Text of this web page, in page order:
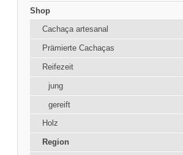
Shop
Cachaça artesanal
Prämierte Cachaças
Reifezeit
jung
gereift
Holz
Region